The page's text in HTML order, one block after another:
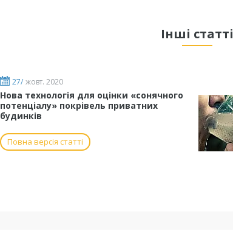
Інші статті
27/ жовт. 2020
Нова технологія для оцінки «сонячного
потенціалу» покрівель приватних
будинків
Повна версія статті